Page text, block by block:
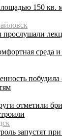
150 кв.
прослушали
среда и
отметили
запустят